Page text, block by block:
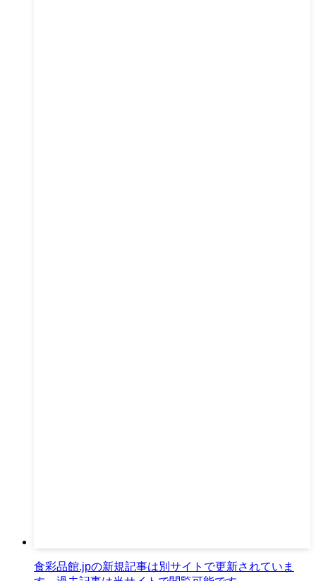
食彩品館.jpの新規記事は別サイトで更新されていま